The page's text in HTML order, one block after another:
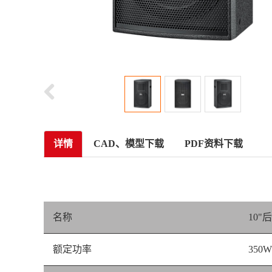
详情 CAD、模型下载 PDF资料下载
名称 10"
额定功率 350W